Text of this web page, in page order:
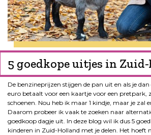
5 goedkope uitjes in
De benzineprijzen stijgen de pan uit en als je
euro betaalt voor een kaartje voor een pretpark,
schoenen. Nou heb ik maar 1 kindje, maar je zal
Daarom probeer ik vaak te zoeken naar
goedkoop dagje uit. In deze blog wil ik dus 5
kinderen in Zuid-Holland met je delen. Het